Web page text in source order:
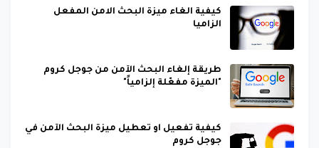
كيفية الغاء ميزة البحث الامن المفعل
الزاميا
طريقة إلغاء البحث الآمن من جوجل كروم
"الميزة مفعّلة إلزامياً"
كيفية تفعيل او تعطيل ميزة البحث الآمن في
جوجل كروم